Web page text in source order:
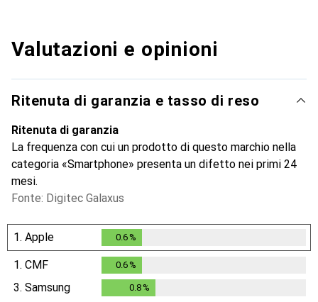
Valutazioni e opinioni
Ritenuta di garanzia e tasso di reso
Ritenuta di garanzia
La frequenza con cui un prodotto di questo marchio nella
categoria «Smartphone» presenta un difetto nei primi 24
mesi.
Fonte: Digitec Galaxus
1. Apple 0.6%
1. CMF 0.6%
3. Samsung 0.8%